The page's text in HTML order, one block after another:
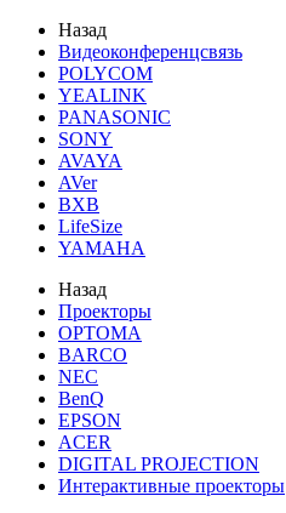
Назад
Видеоконференцсвязь
POLYCOM
YEALINK
PANASONIC
SONY
AVAYA
AVer
BXB
LifeSize
YAMAHA
Назад
Проекторы
OPTOMA
BARCO
NEC
BenQ
EPSON
ACER
DIGITAL PROJECTION
Интерактивные проекторы